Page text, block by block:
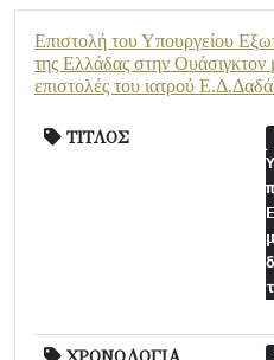
Επιστολή του Υπουργείου
της Ελλάδας στην Ουάσιγκτον
επιστολές του ιατρού
ΤΙΤΛΟΣ